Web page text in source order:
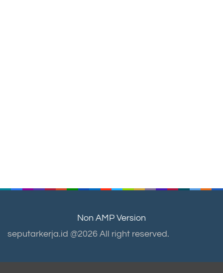
Non AMP Version
seputarkerja.id @2026 All right reserved.